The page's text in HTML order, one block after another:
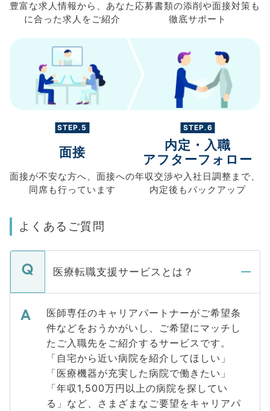
豊富な求人情報から、 あなた
に合った求人を ご紹介
応募書類の添削や面接対策も
徹底サポート
STEP.5
面接
面接が不安な方へ、 面接への
同席も行っています
STEP.6
内定・入職
アフターフォロー
年収交渉や入社日調整まで、
内定後もバックアップ
よくあるご質問
医療転職支援サービスとは？
医師専任のキャリアパートナーがご希望条
件などをおうかがいし、ご希望にマッチし
たご入職先をご紹介するサービスです。
「自宅から近い病院を紹介してほしい」
「医療機器が充実した病院で働きたい」
「年収1,500万円以上の病院を探してい
る」など、さまざまなご要望をキャリアパ